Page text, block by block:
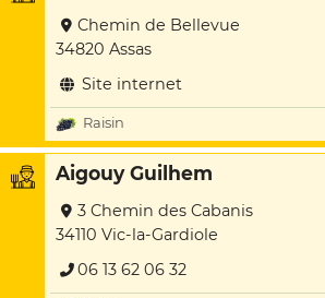
Chemin de Bellevue
34820 Assas
Site internet
Raisin
Aigouy Guilhem
3 Chemin des Cabanis
34110 Vic-la-Gardiole
06 13 62 06 32